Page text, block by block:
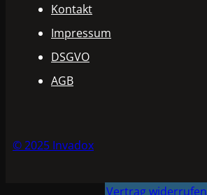
Kontakt
Impressum
DSGVO
AGB
© 2025 Invadox
Vertrag widerrufen